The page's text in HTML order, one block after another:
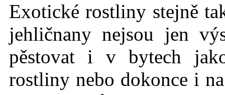
Exotické rostliny stejně
jehličnany nejsou jen
pěstovat i v bytech
rostliny nebo dokonce i